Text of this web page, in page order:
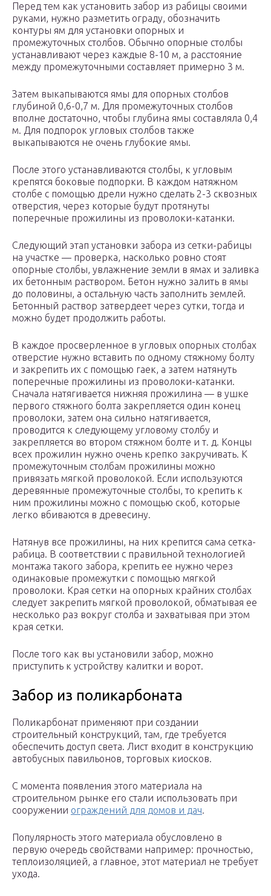
Перед тем как установить забор из рабицы своими
руками, нужно разметить ограду, обозначить
контуры ям для установки опорных и
промежуточных столбов. Обычно опорные столбы
устанавливают через каждые 8-10 м, а расстояние
между промежуточными составляет примерно 3 м.
Затем выкапываются ямы для опорных столбов
глубиной 0,6-0,7 м. Для промежуточных столбов
вполне достаточно, чтобы глубина ямы составляла 0,4
м. Для подпорок угловых столбов также
выкапываются не очень глубокие ямы.
После этого устанавливаются столбы, к угловым
крепятся боковые подпорки. В каждом натяжном
столбе с помощью дрели нужно сделать 2-3 сквозных
отверстия, через которые будут протянуты
поперечные прожилины из проволоки-катанки.
Следующий этап установки забора из сетки-рабицы
на участке — проверка, насколько ровно стоят
опорные столбы, увлажнение земли в ямах и заливка
их бетонным раствором. Бетон нужно залить в ямы
до половины, а остальную часть заполнить землей.
Бетонный раствор затвердеет через сутки, тогда и
можно будет продолжить работы.
В каждое просверленное в угловых опорных столбах
отверстие нужно вставить по одному стяжному болту
и закрепить их с помощью гаек, а затем натянуть
поперечные прожилины из проволоки-катанки.
Сначала натягивается нижняя прожилина — в ушке
первого стяжного болта закрепляется один конец
проволоки, затем она сильно натягивается,
проводится к следующему угловому столбу и
закрепляется во втором стяжном болте и т. д. Концы
всех прожилин нужно очень крепко закручивать. К
промежуточным столбам прожилины можно
привязать мягкой проволокой. Если используются
деревянные промежуточные столбы, то крепить к
ним прожилины можно с помощью скоб, которые
легко вбиваются в древесину.
Натянув все прожилины, на них крепится сама сетка-
рабица. В соответствии с правильной технологией
монтажа такого забора, крепить ее нужно через
одинаковые промежутки с помощью мягкой
проволоки. Края сетки на опорных крайних столбах
следует закрепить мягкой проволокой, обматывая ее
несколько раз вокруг столба и захватывая при этом
края сетки.
После того как вы установили забор, можно
приступить к устройству калитки и ворот.
Забор из поликарбоната
Поликарбонат применяют при создании
строительный конструкций, там, где требуется
обеспечить доступ света. Лист входит в конструкцию
автобусных павильонов, торговых киосков.
С момента появления этого материала на
строительном рынке его стали использовать при
сооружении ограждений для домов и дач.
Популярность этого материала обусловлено в
первую очередь свойствами например: прочностью,
теплоизоляцией, а главное, этот материал не требует
ухода.